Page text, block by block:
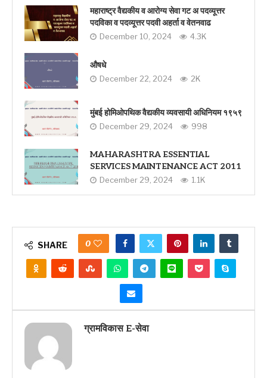
महाराष्ट्र वैद्यकीय व आरोग्य सेवा गट अ पदव्यूत्तर
पदविका व पदव्यूत्तर पदवी अहर्ता व वेतनवाढ
December 10, 2024 4.3K
औषधे
December 22, 2024 2K
मुंबई होमिओपथिक वैद्यकीय व्यवसायी अधिनियम १९५९
December 29, 2024 998
MAHARASHTRA ESSENTIAL
SERVICES MAINTENANCE ACT 2011
December 29, 2024 1.1K
SHARE 0
ग्रामविकास E-सेवा